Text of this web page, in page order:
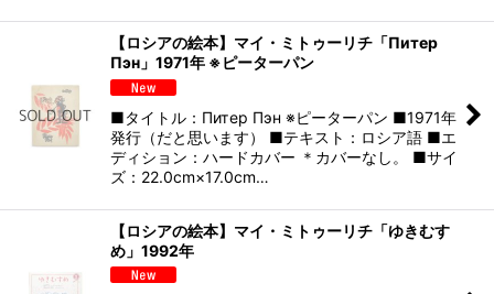
【ロシアの絵本】マイ・ミトゥーリチ「Питер
Пэн」1971年 ※ピーターパン
■タイトル：Питер Пэн ※ピーターパン ■1971年
発行（だと思います） ■テキスト：ロシア語 ■エ
ディション：ハードカバー ＊カバーなし。 ■サイ
ズ：22.0cm×17.0cm…
【ロシアの絵本】マイ・ミトゥーリチ「ゆきむす
め」1992年